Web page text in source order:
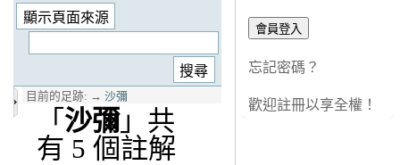
目前的足跡: → 沙彌
「 沙彌」共
有 5 個註解
忘記密碼？
歡迎註冊以享全權！